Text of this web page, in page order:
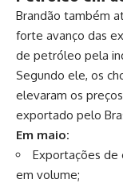
Brandão também
forte avanço das
de petróleo pela
Segundo ele, os
elevaram os
exportado pelo
Em maio:
Exportações de
em volume;